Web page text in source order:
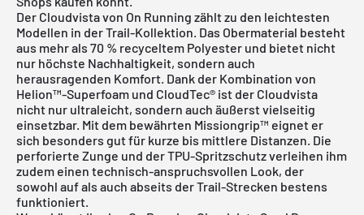
Der Cloudvista von On Running zählt zu den leichtesten
Modellen in der Trail-Kollektion. Das Obermaterial besteht
aus mehr als 70 % recyceltem Polyester und bietet nicht
nur höchste Nachhaltigkeit, sondern auch
herausragenden Komfort. Dank der Kombination von
Helion™-Superfoam und CloudTec® ist der Cloudvista
nicht nur ultraleicht, sondern auch äußerst vielseitig
einsetzbar. Mit dem bewährten Missiongrip™ eignet er
sich besonders gut für kurze bis mittlere Distanzen. Die
perforierte Zunge und der TPU-Spritzschutz verleihen ihm
zudem einen technisch-anspruchsvollen Look, der
sowohl auf als auch abseits der Trail-Strecken bestens
funktioniert.